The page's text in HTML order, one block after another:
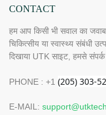
CONTACT
हम आप किसी भी सवाल का
चिकित्सीय या स्वास्थ्य संबंधी
दिखाया UTK साइट, हमसे
PHONE : +1
E-MAIL: